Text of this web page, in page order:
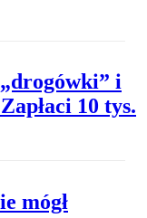
i
10 tys.
mógł